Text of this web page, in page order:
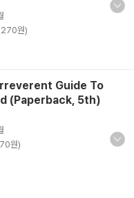
원)
Guide To
(Paperback, 5th)
원)